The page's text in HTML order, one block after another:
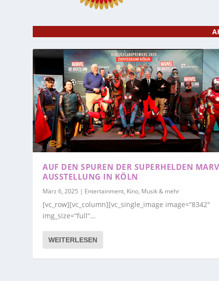
AUF DEN SPUREN DER SUPERHELDEN
AUSSTELLUNG IN KÖLN
März 6, 2025 | Entertainment, Kino, Musik & mehr
[vc_row][vc_column][vc_single_image image=“8342″
img_size=“full“...
WEITERLESEN